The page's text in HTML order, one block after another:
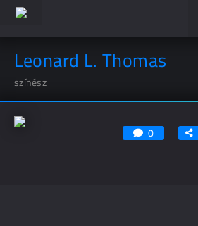
Leonard L. Thomas
színész
0